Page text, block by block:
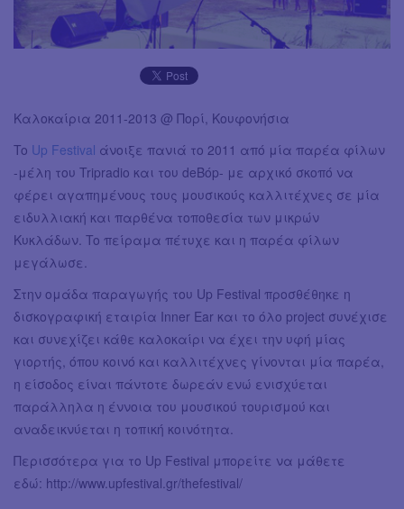
Καλοκαίρια 2011-2013 @ Πορί, Κουφονήσια
To Up Festival άνοιξε πανιά το 2011 από μία παρέα φίλων
-μέλη του Tripradio και του deBόp- με αρχικό σκοπό να
φέρει αγαπημένους τους μουσικούς καλλιτέχνες σε μία
ειδυλλιακή και παρθένα τοποθεσία των μικρών
Κυκλάδων. To πείραμα πέτυχε και η παρέα φίλων
μεγάλωσε.
Στην ομάδα παραγωγής του Up Festival προσθέθηκε η
δισκογραφική εταιρία Inner Ear και το όλο project συνέχισε
και συνεχίζει κάθε καλοκαίρι να έχει την υφή μίας
γιορτής, όπου κοινό και καλλιτέχνες γίνονται μία παρέα,
η είσοδος είναι πάντοτε δωρεάν ενώ ενισχύεται
παράλληλα η έννοια του μουσικού τουρισμού και
αναδεικνύεται η τοπική κοινότητα.
Περισσότερα για το Up Festival μπορείτε να μάθετε
εδώ: http://www.upfestival.gr/thefestival/